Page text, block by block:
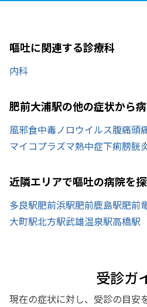
嘔吐に関連する診療科
内科
肥前大浦駅の他の症状から
風邪食中毒ノロウイルス腹痛頭
マイコプラズマ熱中症下痢膀胱
近隣エリアで嘔吐の病院を
多良駅肥前浜駅肥前鹿島駅肥前
大町駅北方駅武雄温泉駅高橋駅
受診ガ
現在の症状に対し、受診の目安